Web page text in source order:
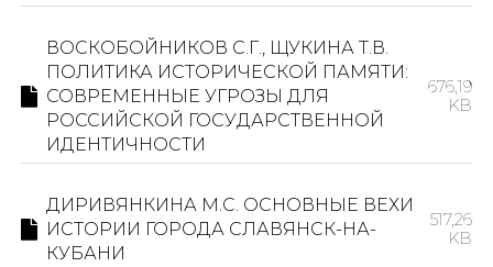
ВОСКОБОЙНИКОВ С.Г., ЩУКИНА Т.В.
ПОЛИТИКА ИСТОРИЧЕСКОЙ ПАМЯТИ:
СОВРЕМЕННЫЕ УГРОЗЫ ДЛЯ
РОССИЙСКОЙ ГОСУДАРСТВЕННОЙ
ИДЕНТИЧНОСТИ
676,19
KB
ДИРИВЯНКИНА М.С. ОСНОВНЫЕ ВЕХИ
ИСТОРИИ ГОРОДА СЛАВЯНСК-НА-
КУБАНИ
517,26
KB